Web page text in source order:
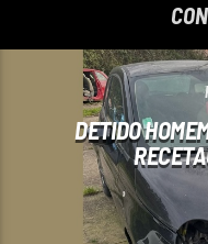
DETIDO